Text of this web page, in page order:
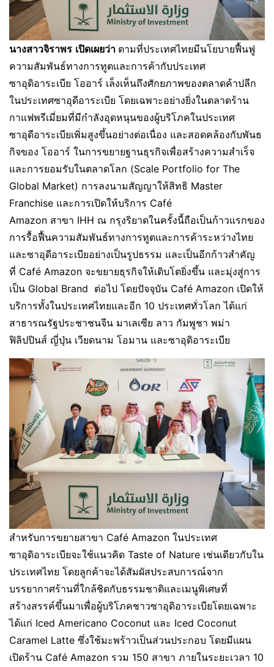
นางสาวจิราพร เปิดเผยว่า ตามที่ประเทศไทยมีนโยบายฟื้นฟู
ความสัมพันธ์ทางการทูตและการค้ากับประเทศ
ซาอุดิอาระเบีย โออาร์ เล็งเห็นถึงศักยภาพของตลาดค้าปลีก
ในประเทศซาอุดีอาระเบีย โดยเฉพาะอย่างยิ่งในตลาดร้าน
กาแฟพรีเมี่ยมที่มีกำลังอุดหนุนของผู้บริโภคในประเทศ
ซาอุดีอาระเบียเพิ่มสูงขึ้นอย่างต่อเนื่อง และสอดคล้องกับพันธ
กิจของ โออาร์ ในการขยายฐานธุรกิจเพื่อสร้างความสำเร็จ
และการยอมรับในตลาดโลก (Scale Portfolio for The
Global Market) การลงนามสัญญาให้สิทธิ Master
Franchise และการเปิดให้บริการ Café
Amazon สาขา IHH ณ กรุงริยาดในครั้งนี้ถือเป็นก้าวแรกของ
การรื้อฟื้นความสัมพันธ์ทางการทูตและการค้าระหว่างไทย
และซาอุดีอาระเบียอย่างเป็นรูปธรรม และเป็นอีกก้าวสำคัญ
ที่ Café Amazon จะขยายธุรกิจให้เติบโตยิ่งขึ้น และมุ่งสู่การ
เป็น Global Brand ต่อไป โดยปัจจุบัน Café Amazon เปิดให้
บริการทั้งในประเทศไทยและอีก 10 ประเทศทั่วโลก ได้แก่
สาธารณรัฐประชาชนจีน มาเลเซีย ลาว กัมพูชา พม่า
ฟิลิปปินส์ ญี่ปุ่น เวียดนาม โอมาน และซาอุดิอาระเบีย
สำหรับการขยายสาขา Café Amazon ในประเทศ
ซาอุดิอาระเบียจะใช้แนวคิด Taste of Nature เช่นเดียวกับใน
ประเทศไทย โดยลูกค้าจะได้สัมผัสประสบการณ์จาก
บรรยากาศร้านที่ใกล้ชิดกับธรรมชาติและเมนูพิเศษที่
สร้างสรรค์ขึ้นมาเพื่อผู้บริโภคชาวซาอุดิอาระเบียโดยเฉพาะ
ได้แก่ Iced Americano Coconut และ Iced Coconut
Caramel Latte ซึ่งใช้มะพร้าวเป็นส่วนประกอบ โดยมีแผน
เปิดร้าน Café Amazon รวม 150 สาขา ภายในระยะเวลา 10